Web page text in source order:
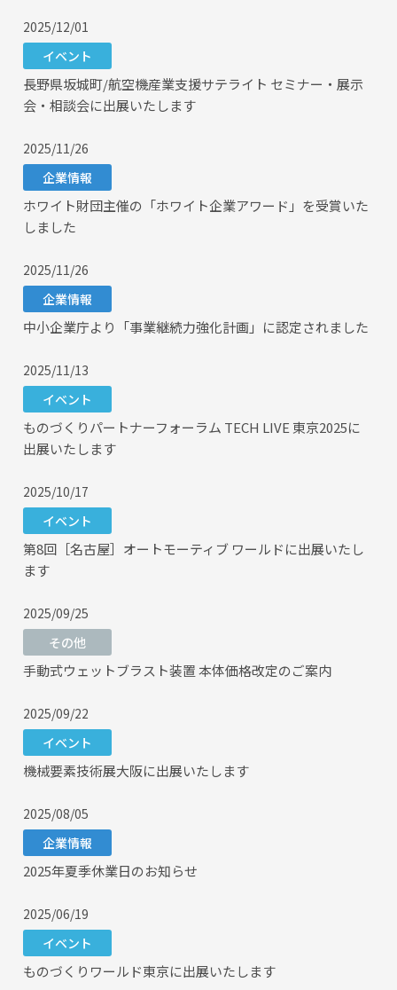
2025/12/01
イベント
長野県坂城町/航空機産業支援サテライト セミナー・展示
会・相談会に出展いたします
2025/11/26
企業情報
ホワイト財団主催の「ホワイト企業アワード」を受賞いた
しました
2025/11/26
企業情報
中小企業庁より「事業継続力強化計画」に認定されました
2025/11/13
イベント
ものづくりパートナーフォーラム TECH LIVE 東京2025に
出展いたします
2025/10/17
イベント
第8回［名古屋］オートモーティブ ワールドに出展いたし
ます
2025/09/25
その他
手動式ウェットブラスト装置 本体価格改定のご案内
2025/09/22
イベント
機械要素技術展大阪に出展いたします
2025/08/05
企業情報
2025年夏季休業日のお知らせ
2025/06/19
イベント
ものづくりワールド東京に出展いたします